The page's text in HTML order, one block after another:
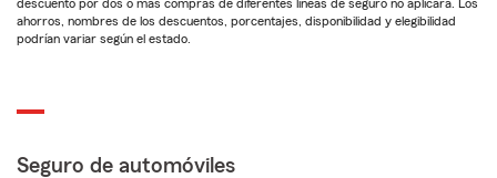
descuento por dos o más compras de diferentes líneas de seguro no aplicará. Los
ahorros, nombres de los descuentos, porcentajes, disponibilidad y elegibilidad
podrían variar según el estado.
Seguro de automóviles